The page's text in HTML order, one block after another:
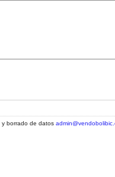
y borrado de datos